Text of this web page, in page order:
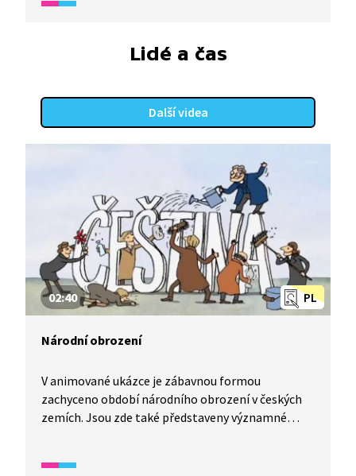
Lidé a čas
Další videa
PL
02:40
Národní obrození
V animované ukázce je zábavnou formou
zachyceno období národního obrození v českých
zemích. Jsou zde také představeny významné